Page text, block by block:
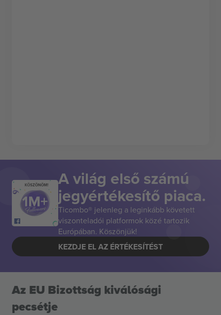
KÖSZÖNÖM! A világ első számú
jegyértékesítő piaca.
Ticombo® jelenleg a leginkább követett
viszonteladói platformok közé tartozik
Európában. Köszönjük!
KEZDJE EL AZ ÉRTÉKESÍTÉST
Az EU Bizottság kiválósági
pecsétje